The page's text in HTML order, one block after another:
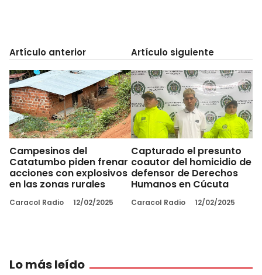
Artículo anterior
Campesinos del
Catatumbo piden frenar
acciones con explosivos
en las zonas rurales
Caracol Radio 12/02/2025
Artículo siguiente
Capturado el presunto
coautor del homicidio de
defensor de Derechos
Humanos en Cúcuta
Caracol Radio 12/02/2025
Lo más leído